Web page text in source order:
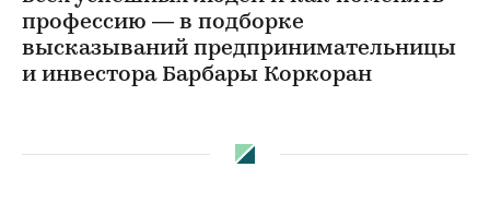
профессию — в подборке
высказываний предпринимательницы
и инвестора Барбары Коркоран